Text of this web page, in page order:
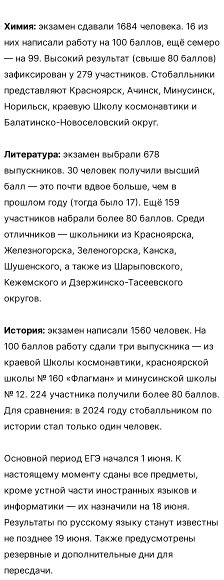
Химия: экзамен сдавали 1684 человека. 16 из
них написали работу на 100 баллов, ещё семеро
— на 99. Высокий результат (свыше 80 баллов)
зафиксирован у 279 участников. Стобалльники
представляют Красноярск, Ачинск, Минусинск,
Норильск, краевую Школу космонавтики и
Балатинско-Новоселовский округ.
Литература: экзамен выбрали 678
выпускников. 30 человек получили высший
балл — это почти вдвое больше, чем в
прошлом году (тогда было 17). Ещё 159
участников набрали более 80 баллов. Среди
отличников — школьники из Красноярска,
Железногорска, Зеленогорска, Канска,
Шушенского, а также из Шарыповского,
Кежемского и Дзержинско-Тасеевского
округов.
История: экзамен написали 1560 человек. На
100 баллов работу сдали три выпускника — из
краевой Школы космонавтики, красноярской
школы № 160 «Флагман» и минусинской школы
№ 12. 224 участника получили более 80 баллов.
Для сравнения: в 2024 году стобалльником по
истории стал только один человек.
Основной период ЕГЭ начался 1 июня. К
настоящему моменту сданы все предметы,
кроме устной части иностранных языков и
информатики — их назначили на 18 июня.
Результаты по русскому языку станут известны
не позднее 19 июня. Также предусмотрены
резервные и дополнительные дни для
пересдачи.